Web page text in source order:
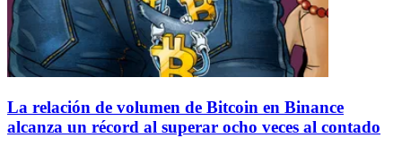
La relación de volumen de Bitcoin en Binance
alcanza un récord al superar ocho veces al contado